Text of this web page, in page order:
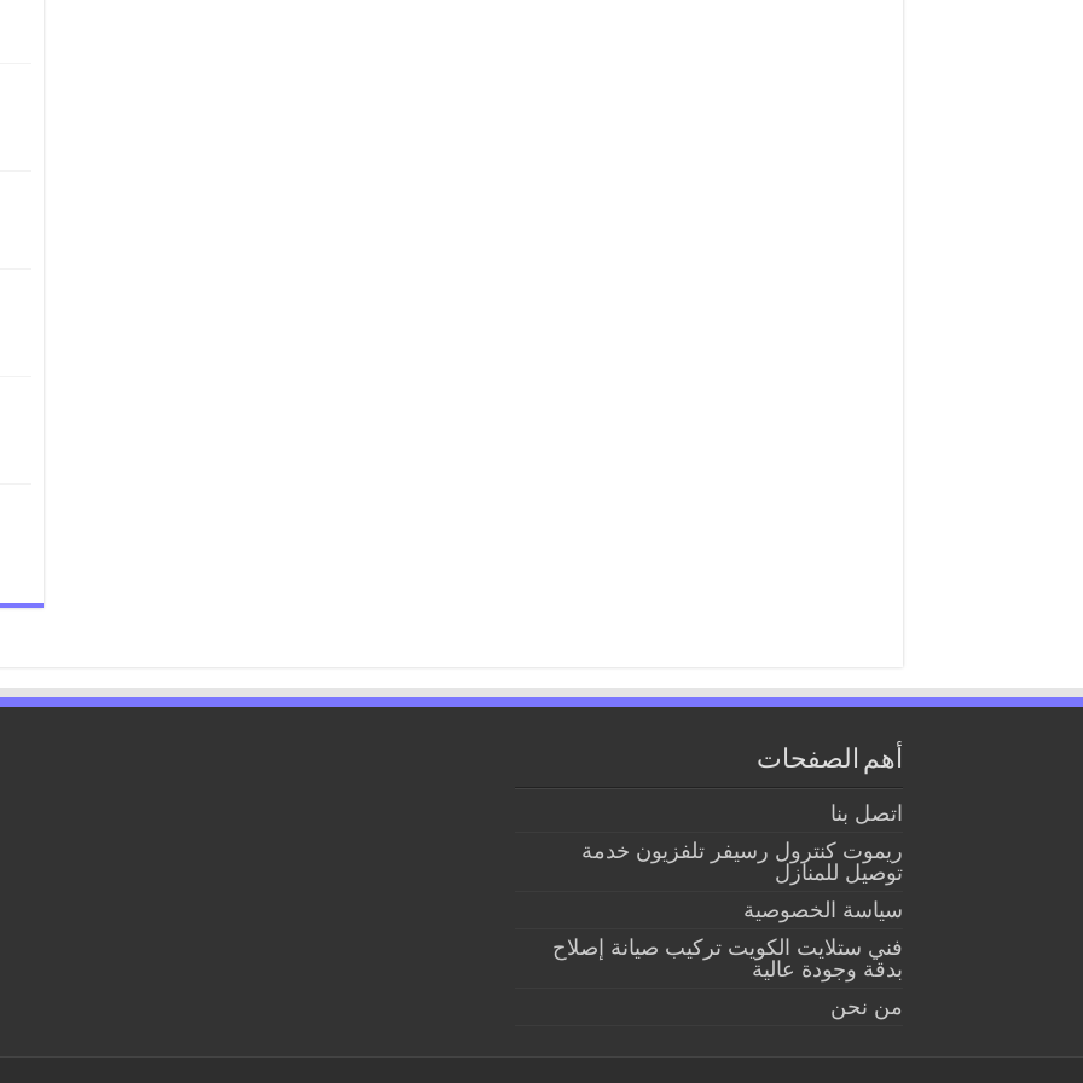
أهم الصفحات
اتصل بنا
ريموت كنترول رسيفر تلفزيون خدمة
توصيل للمنازل
سياسة الخصوصية
فني ستلايت الكويت تركيب صيانة إصلاح
بدقة وجودة عالية
من نحن